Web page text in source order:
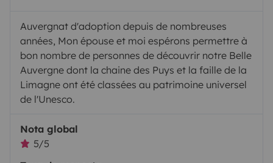
Auvergnat d'adoption depuis de nombreuses
années, Mon épouse et moi espérons permettre à
bon nombre de personnes de découvrir notre Belle
Auvergne dont la chaine des Puys et la faille de la
Limagne ont été classées au patrimoine universel
de l'Unesco.
Nota global
5/5